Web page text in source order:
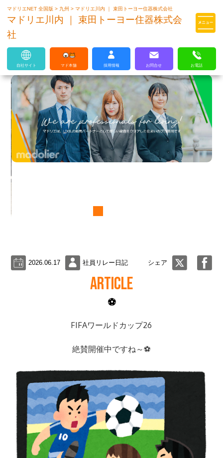
マドリエはLIXILの厳しい基準を
クリアした住まいのプロ集団です
マドリエNET 全国版> 九州>マドリエ川内 ｜ 束田トーヨー住器株式会社
マドリエ川内 ｜ 束田トーヨー住器株式会
社
自社サイト マド本舗 採用情報 お問合せ お電話
2026.06.17 社員リレー日記 シェア
ARTICLE
⚽